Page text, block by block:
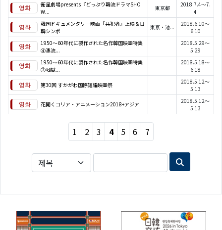
衛星劇場presents『どっぷり韓流ドラマSHO
W...
東京都
2018.7.4～7.
4
韓国ドキュメンタリー映画『共犯者』上映＆日
韓シンポ
東京・池...
2018.6.10～
6.10
1950～60年代に製作された名作韓国映画特集
④漂流...
2018.5.29～
5.29
1950～60年代に製作された名作韓国映画特集
③地獄...
2018.5.18～
6.18
第30回 すかがわ国際短編映画祭
2018.5.12～
5.13
花開くコリア・アニメーション2018+アジア
2018.5.12～
5.13
1 2 3 4 5 6 7